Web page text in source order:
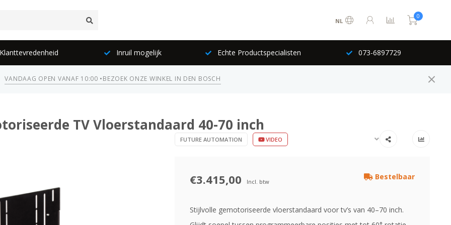
NL
0
Inruil mogelijk Echte Productspecialisten 073-6897729
VANDAAG OPEN VANAF 10:00 •BEZOEK ONZE WINKEL IN DEN BOSCH
TV Vloerstandaard 40-70 inch
FUTURE AUTOMATION VIDEO
€3.415,00 Incl. btw
Bestelbaar
Stijlvolle gemotoriseerde vloerstandaard voor tv’s van 40–70 inch.